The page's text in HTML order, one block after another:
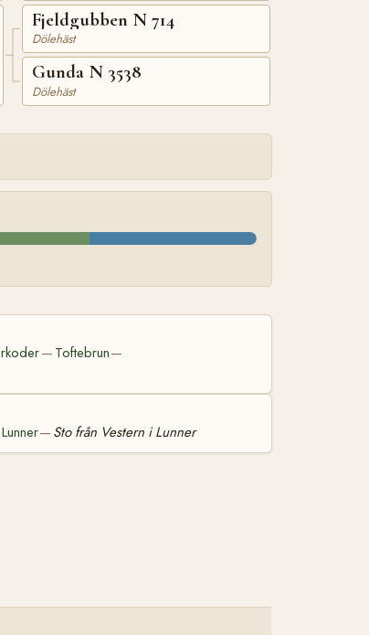
Fjeldgubben N 714
Dölehäst
Gunda N 3538
Dölehäst
— Toftebrun—
— Sto från Vestern i Lunner